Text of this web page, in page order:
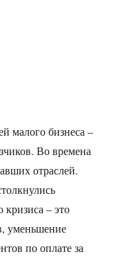
малого бизнеса –
Во времена
отраслей.
кризиса – это
уменьшение
по оплате за